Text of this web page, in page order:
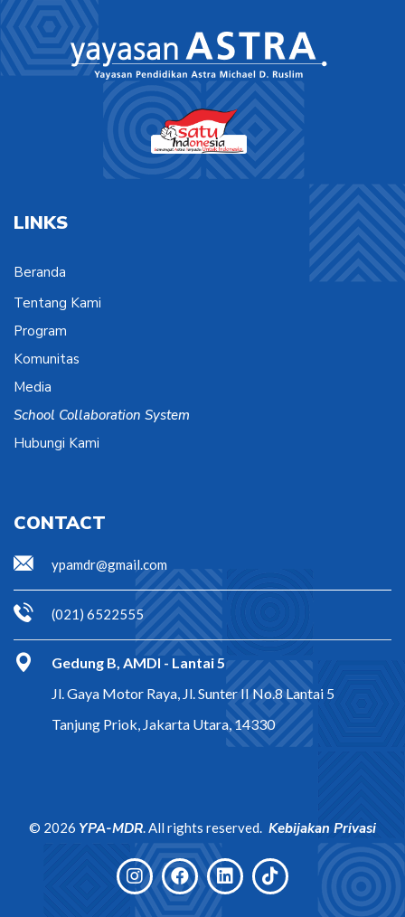
LINKS
Beranda
Tentang Kami
Program
Komunitas
Media
School Collaboration System
Hubungi Kami
CONTACT
ypamdr@gmail.com
(021) 6522555
Gedung B, AMDI - Lantai 5
Jl. Gaya Motor Raya, Jl. Sunter II No.8 Lantai 5
Tanjung Priok, Jakarta Utara, 14330
© 2026 YPA-MDR. All rights reserved. Kebijakan Privasi